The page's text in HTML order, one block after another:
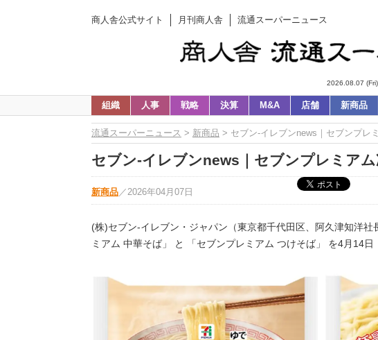
商人舎公式サイト 月刊商人舎 流通スーパーニュース
2026.08.07 (Fri)
組織 人事 戦略 決算 M&A 店舗 新商品
流通スーパーニュース > 新商品 > セブン‐イレブンnews｜セブンプレ
セブン‐イレブンnews｜セブンプレミア
新商品 ／ 2026年04月07日
(株)セブン‐イレブン・ジャパン（東京都千代田区、阿久津知洋
ミアム 中華そば」 と 「セブンプレミアム つけそば」 を4月14日